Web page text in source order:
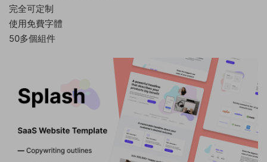
完全可定制
使用免費字體
50多個組件